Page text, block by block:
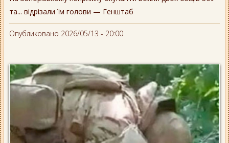
та... відрізали їм голови — Генштаб
Опубликовано 2026/05/13 - 20:00